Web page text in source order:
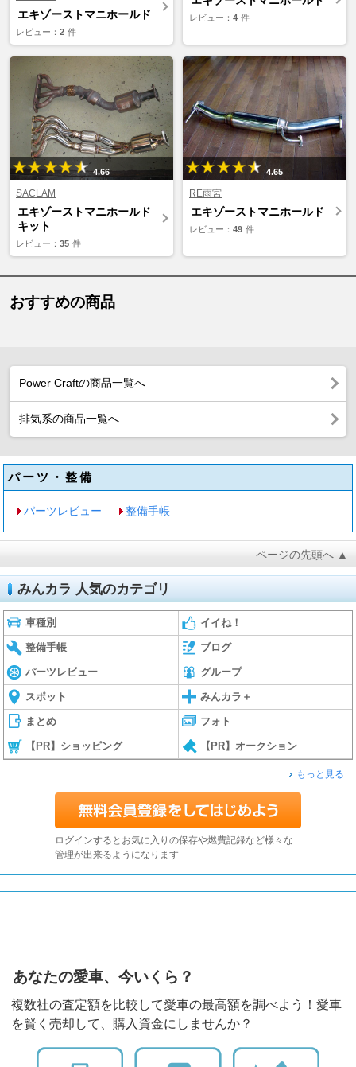
エキゾーストマニホールド
レビュー： 2 件
レビュー： 4 件
4.66
SACLAM
エキゾーストマニホールド
キット
レビュー： 35 件
4.65
RE雨宮
エキゾーストマニホールド
レビュー： 49 件
おすすめの商品
Power Craftの商品一覧へ
排気系の商品一覧へ
パーツ・整備
パーツレビュー 整備手帳
ページの先頭へ ▲
みんカラ 人気のカテゴリ
車種別 イイね！
整備手帳 ブログ
パーツレビュー グループ
スポット みんカラ＋
まとめ フォト
【PR】ショッピング 【PR】オークション
もっと見る
ログインするとお気に入りの保存や燃費記録など様々な
管理が出来るようになります
あなたの愛車、今いくら？
複数社の査定額を比較して愛車の最高額を調べよう！愛車
を賢く売却して、購入資金にしませんか？